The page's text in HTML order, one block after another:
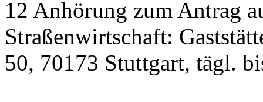
12 Anhörung zum Antrag
Straßenwirtschaft:
50, 70173 Stuttgart, tägl.